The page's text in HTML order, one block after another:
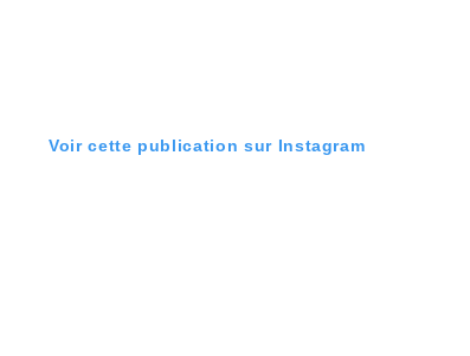
Voir cette publication sur Instagram